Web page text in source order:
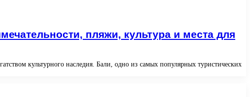
пляжи, культура и места для
культурного наследия. Бали, одно из самых популярных туристических